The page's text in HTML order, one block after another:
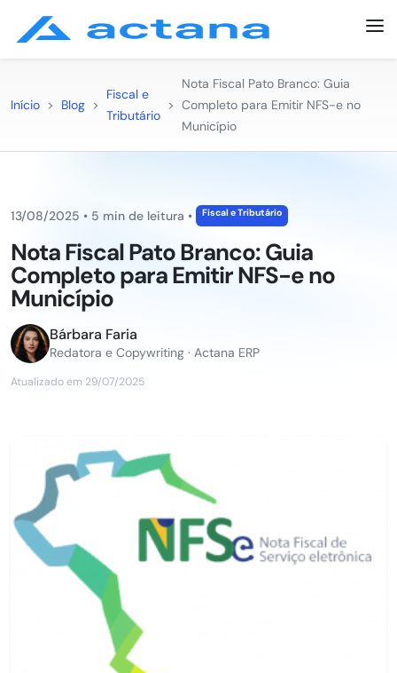
Início > Blog >
Fiscal e
Tributário
>
Nota Fiscal Pato Branco: Guia
Completo para Emitir NFS-e no
Município
13/08/2025 • 5 min de leitura • Fiscal e Tributário
Nota Fiscal Pato Branco: Guia
Completo para Emitir NFS-e no
Município
Bárbara Faria
Redatora e Copywriting · Actana ERP
Atualizado em 29/07/2025